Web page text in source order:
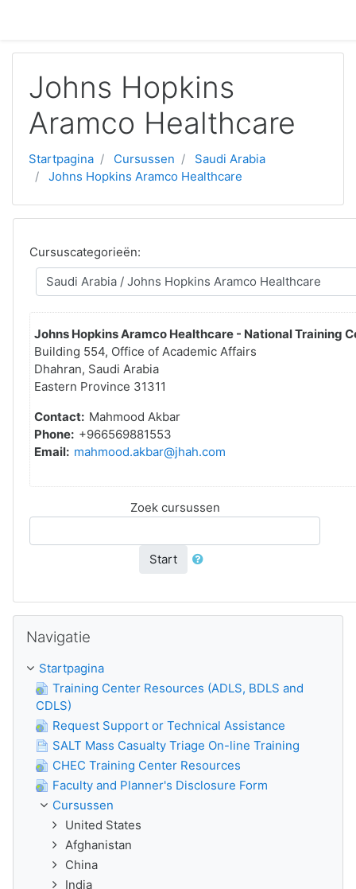
Johns Hopkins
Aramco Healthcare
Startpagina Cursussen
Saudi Arabia
Johns Hopkins Aramco Healthcare
Cursuscategorieën:
Johns Hopkins Aramco Healthcare - National Training
Building 554, Office of Academic Affairs
Dhahran, Saudi Arabia
Eastern Province 31311
Contact: Mahmood Akbar
Phone: +966569881553
Email: mahmood.akbar@jhah.com
Zoek cursussen
Start
Navigatie
Startpagina
Training Center Resources (ADLS, BDLS and
CDLS)
Request Support or Technical Assistance
SALT Mass Casualty Triage On-line Training
CHEC Training Center Resources
Faculty and Planner's Disclosure Form
Cursussen
United States
Afghanistan
China
India